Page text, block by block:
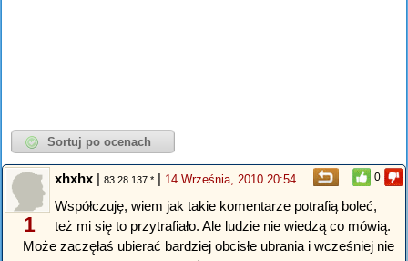
0
1
xhxhx | 83.28.137.* | 14 Września, 2010 20:54
Współczuję, wiem jak takie komentarze potrafią boleć,
też mi się to przytrafiało. Ale ludzie nie wiedzą co mówią.
Może zaczęłaś ubierać bardziej obcisłe ubrania i wcześniej nie